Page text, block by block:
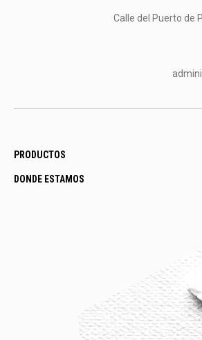
Calle del Puerto de
PRODUCTOS
DONDE ESTAMOS